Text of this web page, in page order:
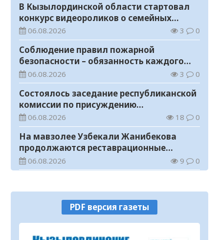
В Кызылординской области стартовал
конкурс видеороликов о семейных
ценностях и Конституции
06.08.2026 3 0
Соблюдение правил пожарной
безопасности – обязанность каждого
гражданина
06.08.2026 3 0
Состоялось заседание республиканской
комиссии по присуждению
образовательных грантов
06.08.2026 18 0
На мавзолее Узбекали Жанибекова
продолжаются реставрационные
работы
06.08.2026 9 0
06.08.2026 6 0
В Казахстане создается новая система
защиты средств ОСМС от
необоснованных выплат
05.08.2026
PDF версия газеты